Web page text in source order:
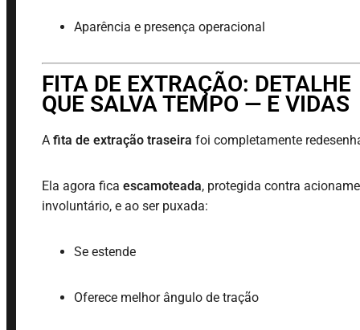
Aparência e presença operacional
FITA DE EXTRAÇÃO: DETALHE
QUE SALVA TEMPO — E VIDAS
A fita de extração traseira foi completamente
Ela agora fica escamoteada, protegida contra
involuntário, e ao ser puxada:
Se estende
Oferece melhor ângulo de tração